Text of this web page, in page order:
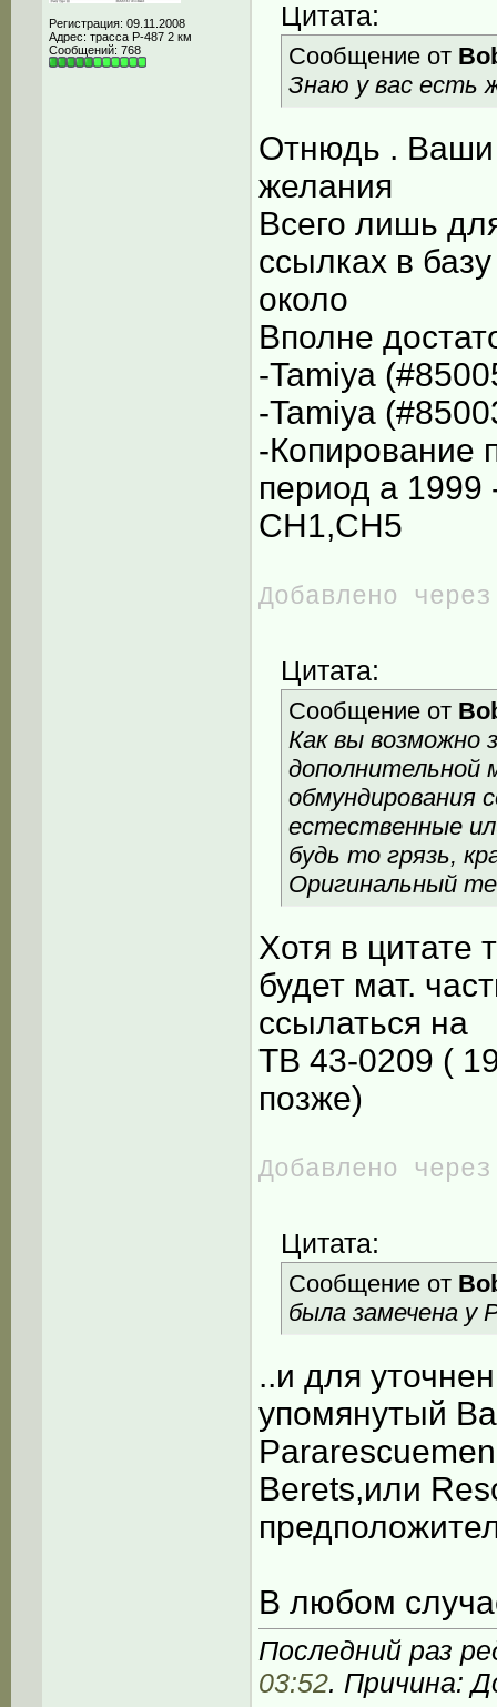
Регистрация: 09.11.2008
Адрес: трасса Р-487 2 км
Сообщений: 768
Цитата:
Сообщение от
Знаю у вас есть
Отнюдь . Ваши
желания
Всего лишь
ссылках в
около
Вполне
-Tamiya
-Tamiya
-
период а 1999
СН1,CH5
Добавлено
Цитата:
Сообщение от
Как вы возможно
дополнительной
обмундирования
естественные
будь то грязь,
Оригинальный
Хотя в цитате
будет мат.
ссылаться на
TB 43-0209 (
позже)
Добавлено
Цитата:
Сообщение от
была замечена у
..и для
упомянутый
Berets,или
В любом
Последний раз
03:52. Причина: